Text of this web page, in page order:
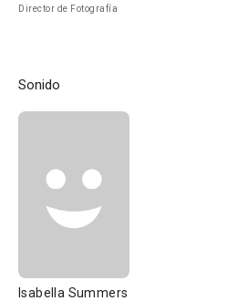
Director de Fotografía
Sonido
Isabella Summers